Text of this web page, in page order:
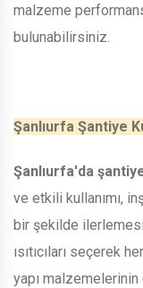
malzeme
bulunabilirsiniz.
Şanlıurfa Şantiye
Şanlıurfa'da
ve etkili kullanımı,
bir şekilde ilerlemesi
ısıtıcıları seçerek
yapı malzemelerinin